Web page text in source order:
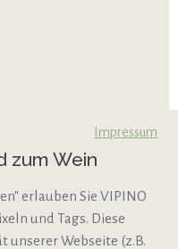
Impressum
zum Wein
erlauben Sie VIPINO
und Tags. Diese
unserer Webseite (z.B.